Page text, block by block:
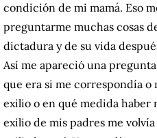
condición de mi mamá. Eso
preguntarme muchas cosas
dictadura y de su vida
Así me apareció una
que era si me correspondía o
exilio o en qué medida haber
exilio de mis padres me